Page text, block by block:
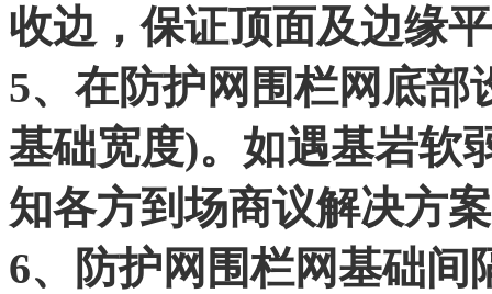
收边，保证顶面及边缘
5、在防护网围栏网底部
基础宽度)。如遇基岩软
知各方到场商议解决方
6、防护网围栏网基础间